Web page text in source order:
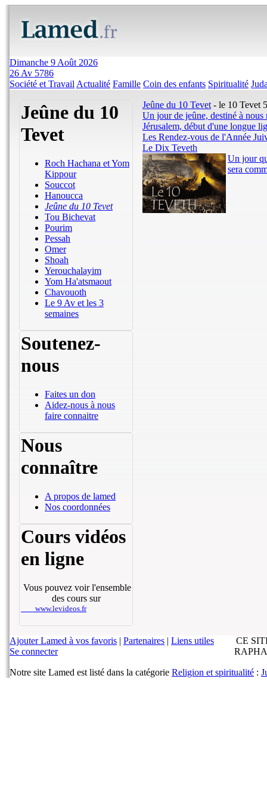
Dimanche 9 Août 2026
26 Av 5786
Société et Travail Actualité Famille Coin des enfants Spiritualité
Jeûne du 10
Tevet
Roch Hachana et Yom
Kippour
Souccot
Hanoucca
Jeûne du 10 Tevet
Tou Bichevat
Pourim
Pessah
Omer
Shoah
Yerouchalayim
Yom Ha'atsmaout
Chavouoth
Le 9 Av et les 3
semaines
Soutenez-
nous
Faites un don
Aidez-nous à nous
faire connaitre
Nous
connaître
A propos de lamed
Nos coordonnées
Cours vidéos
en ligne
Vous pouvez voir l'ensemble
des cours sur
www.levideos.fr
Jeûne du 10 Tevet - le 10 Tevet
Un jour de jeûne, destiné à
Jérusalem, début d'une longue
Les Rendez-vous de l'Année
Le Dix Teveth
Un jour
sera
Ajouter Lamed à vos favoris | Partenaires | Liens utiles
Se connecter
CE
Notre site Lamed est listé dans la catégorie Religion et spiritualité :